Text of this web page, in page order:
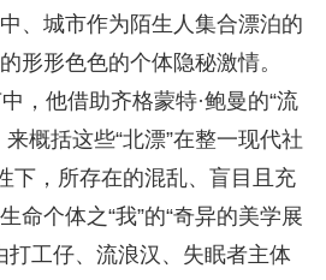
、城市作为陌生人集合漂泊的
形形色色的个体隐秘激情。
中，他借助齐格蒙特·鲍曼的“流
概括这些“北漂”在整一现代社
下，所存在的混乱、盲目且充
命个体之“我”的“奇异的美学展
打工仔、流浪汉、失眠者主体